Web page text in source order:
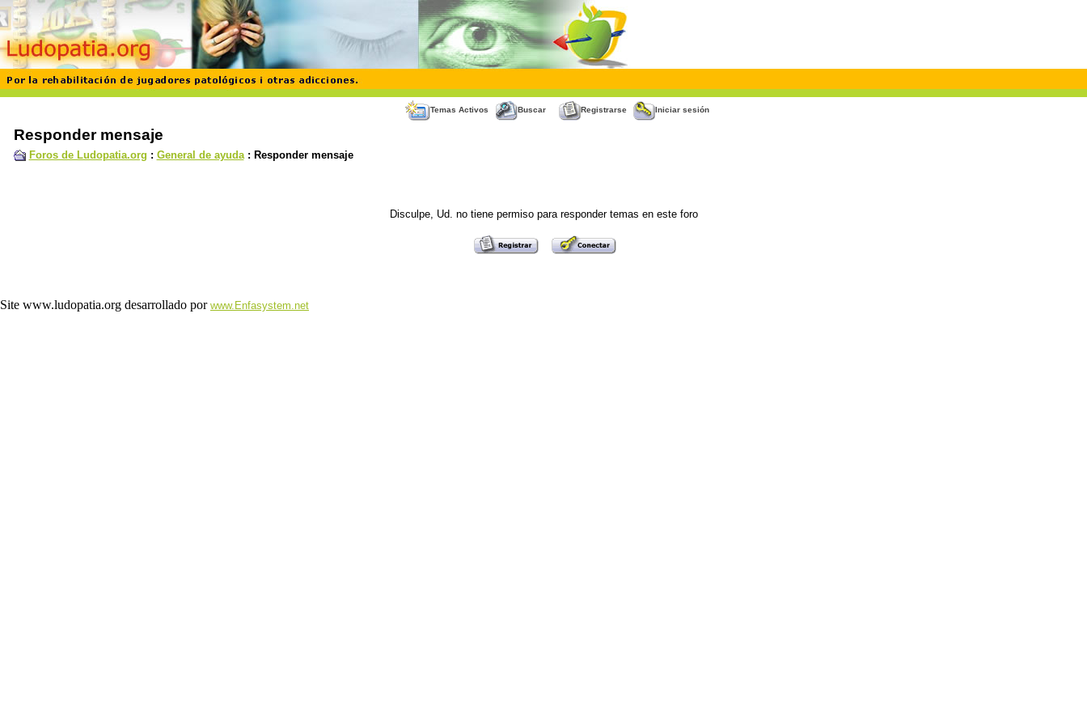
Temas Activos Buscar Registrarse Iniciar sesión
Responder mensaje
Foros de Ludopatia.org : General de ayuda: Responder mensaje
Disculpe, Ud. no tiene permiso para responder temas en este foro
Site www.ludopatia.org desarrollado por www.Enfasystem.net